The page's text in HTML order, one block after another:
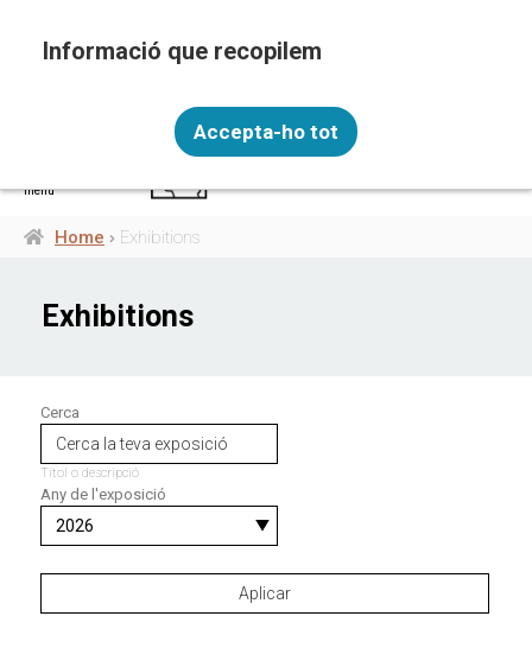
menú
Breadcrumb
Home Exhibitions
Exhibitions
Cerca
Títol o descripció
Any de l'exposició
personal amb les següents finalitats: Funcionalitat,
Accepta-ho tot